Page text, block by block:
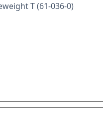
T (61-036-0)